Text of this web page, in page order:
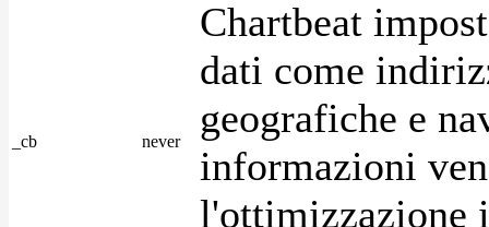
_cb never
Chartbeat
dati come
geografiche e
informazioni
l'ottimizzazione